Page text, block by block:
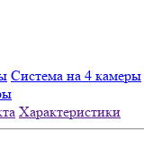
Система на 4 камеры
Характеристики